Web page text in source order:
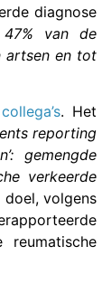
diagnose
47% van de
artsen en tot
. Het
reporting
gemengde
verkeerde
volgens
reumatische